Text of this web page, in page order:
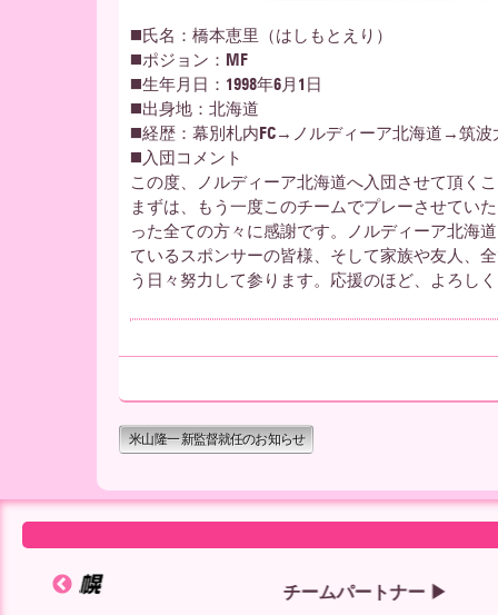
◼️氏名：橋本恵里（はしもとえり）
◼️ポジョン：MF
◼️生年月日：1998年6月1日
◼️出身地：北海道
◼️経歴：幕別札内FC→ノルディーア北海道→筑波
◼️入団コメント
この度、ノルディーア北海道へ入団させて頂く
まずは、もう一度このチームでプレーさせてい
った全ての方々に感謝です。ノルディーア北海
ているスポンサーの皆様、そして家族や友人、
う日々努力して参ります。応援のほど、よろし
米山隆一 新監督就任のお知らせ
チームパートナー ▶